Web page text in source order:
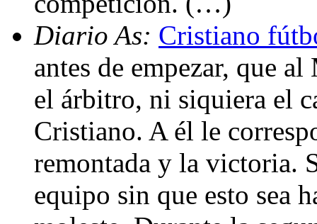
Diario As: Cristiano
antes de empezar, que
el árbitro, ni siquiera el
Cristiano. A él le
remontada y la victoria.
equipo sin que esto sea